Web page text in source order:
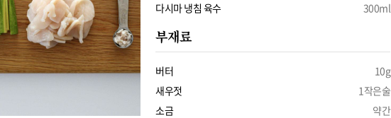
다시마 냉침 육수
300ml
부재료
버터
10g
새우젓
1작은술
소금
약간